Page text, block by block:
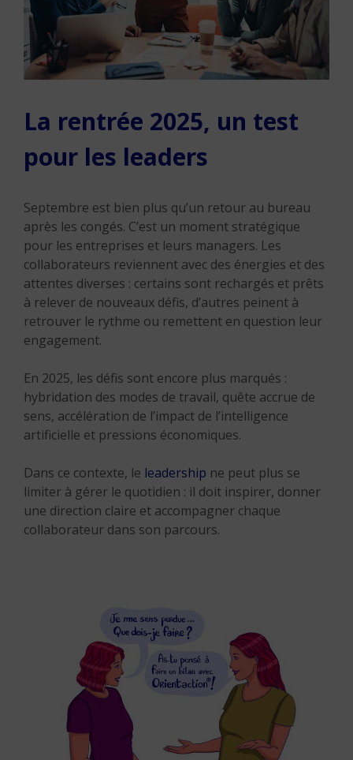
La rentrée 2025, un test
pour les leaders
Septembre est bien plus qu’un retour au bureau
après les congés. C’est un moment stratégique
pour les entreprises et leurs managers. Les
collaborateurs reviennent avec des énergies et des
attentes diverses : certains sont rechargés et prêts
à relever de nouveaux défis, d’autres peinent à
retrouver le rythme ou remettent en question leur
engagement.
En 2025, les défis sont encore plus marqués :
hybridation des modes de travail, quête accrue de
sens, accélération de l’impact de l’intelligence
artificielle et pressions économiques.
Dans ce contexte, le leadership ne peut plus se
limiter à gérer le quotidien : il doit inspirer, donner
une direction claire et accompagner chaque
collaborateur dans son parcours.